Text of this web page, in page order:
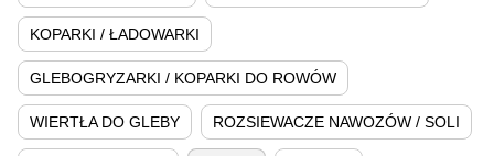
KOPARKI / ŁADOWARKI
GLEBOGRYZARKI / KOPARKI DO ROWÓW
WIERTŁA DO GLEBY ROZSIEWACZE NAWOZÓW / SOLI